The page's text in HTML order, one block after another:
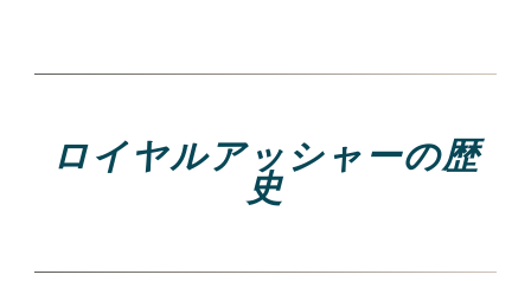
ロイヤルアッシャーの歴
史